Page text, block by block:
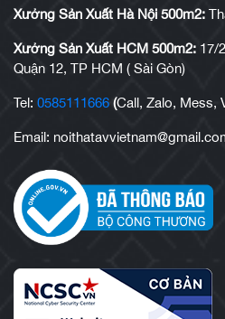
Xưởng Sản Xuất Hà Nội 500m2:
Xưởng Sản Xuất HCM 500m2: 17/
Quận 12, TP HCM ( Sài Gòn)
Tel: 0585111666 (Call, Zalo, Mess,
Email: